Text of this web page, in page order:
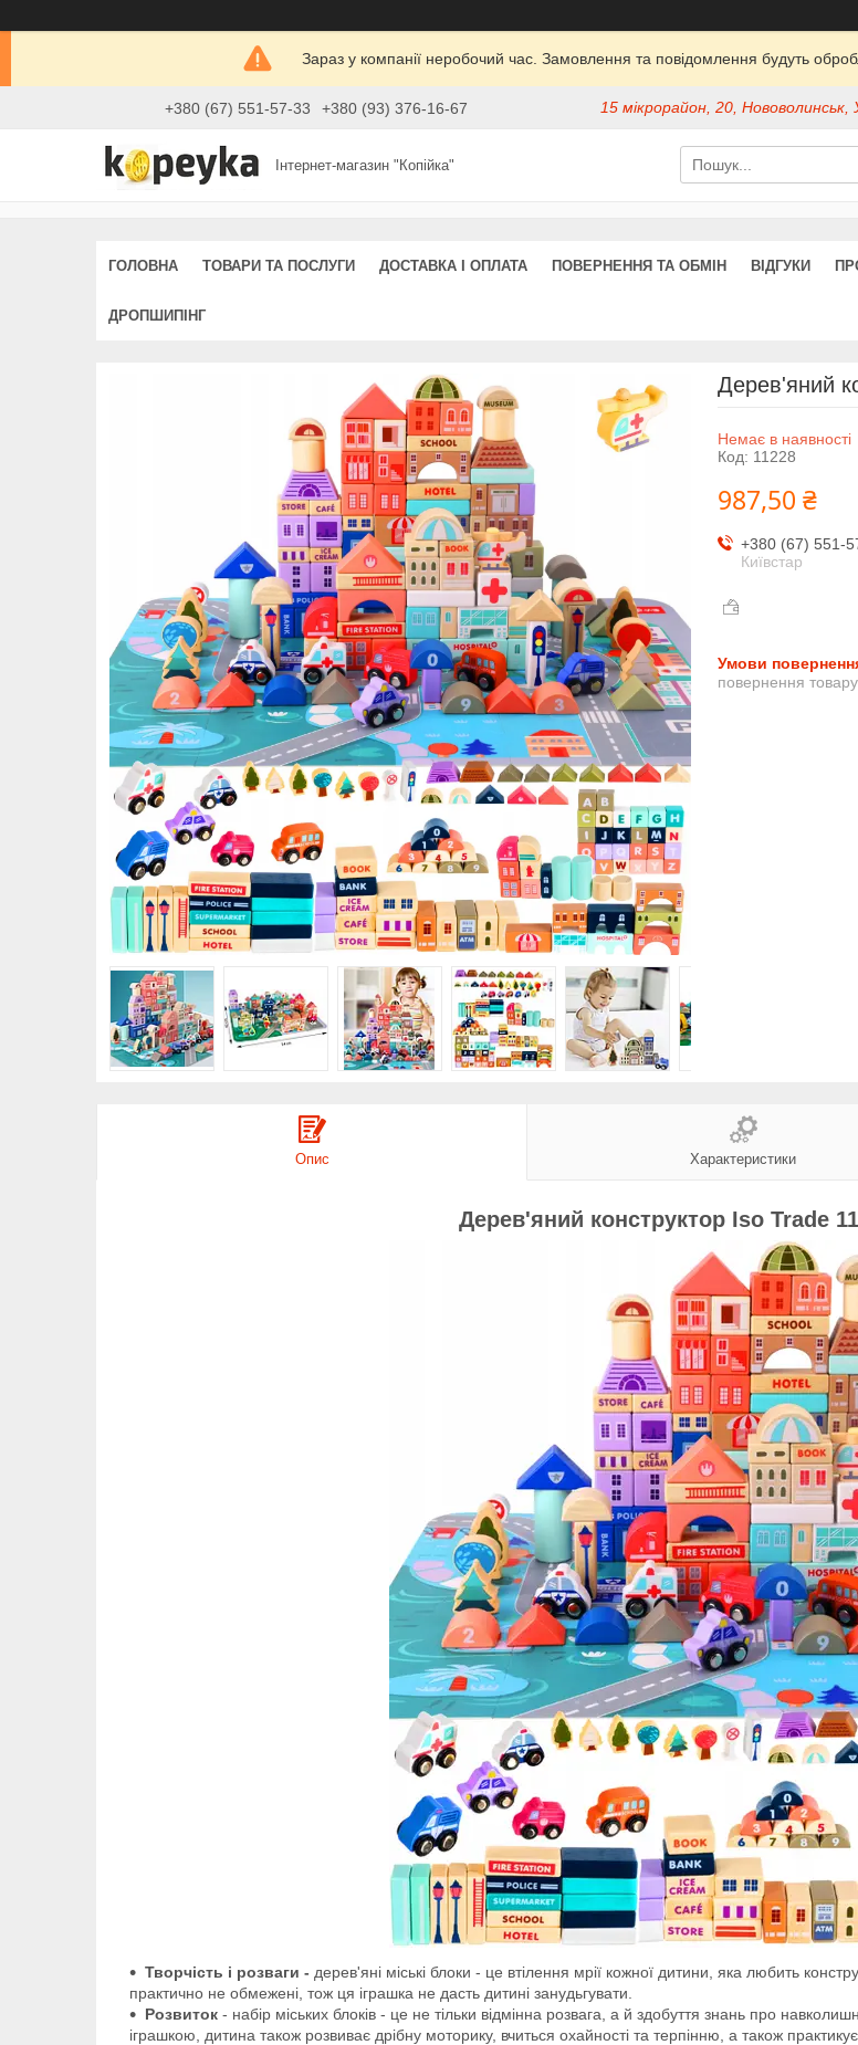
Зараз у компанії неробочий час. Замовлення та повідомлення будуть
+380 (67) 551-57-33 +380 (93) 376-16-67 15 мікрорайон, 20, Нововолинськ,
Інтернет-магазин "Копійка"
ГОЛОВНА ТОВАРИ ТА ПОСЛУГИ ДОСТАВКА І ОПЛАТА ПОВЕРНЕННЯ ТА ОБМІН ВІДГУКИ
ДРОПШИПІНГ
Дерев'яний
Немає в наявності
Код: 11228
987,50 ₴
+380 (67) 551-
Київстар
повернення
Опис Характеристики
Дерев'яний конструктор Iso Trade
Творчість і розваги - дерев'яні міські блоки - це втілення мрії кожної дитини, яка любить
практично не обмежені, тож ця іграшка не дасть дитині занудьгувати.
Розвиток - набір міських блоків - це не тільки відмінна розвага, а й здобуття знань про
іграшкою, дитина також розвиває дрібну моторику, вчиться охайності та терпінню, а також